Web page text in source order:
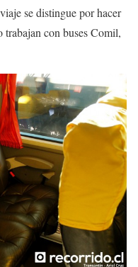
se distingue por hacer
trabajan con buses Comil,